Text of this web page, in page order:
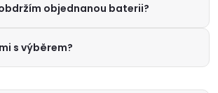
objednanou baterii?
s výběrem?